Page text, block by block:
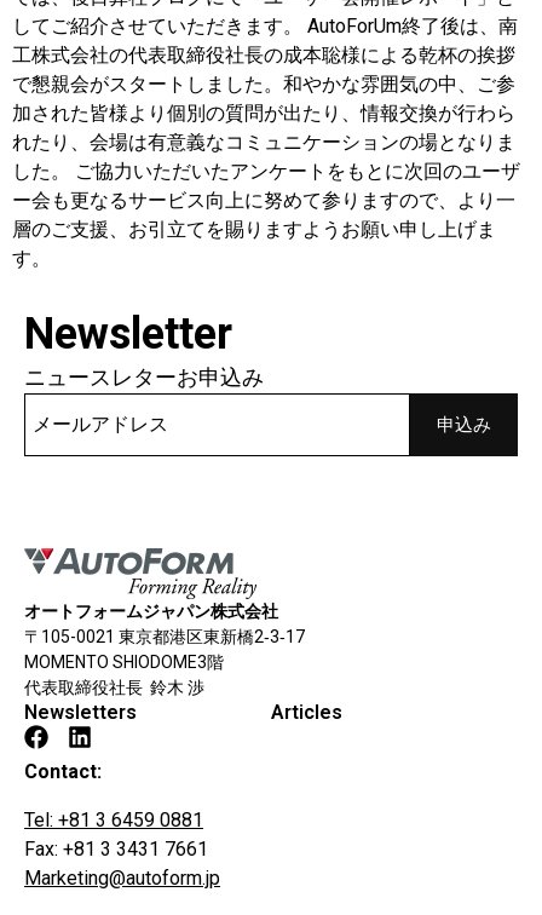
してご紹介させていただきます。 AutoForUm終了後は、南
工株式会社の代表取締役社長の成本聡様による乾杯の挨拶
で懇親会がスタートしました。和やかな雰囲気の中、ご参
加された皆様より個別の質問が出たり、情報交換が行わら
れたり、会場は有意義なコミュニケーションの場となりま
した。 ご協力いただいたアンケートをもとに次回のユーザ
ー会も更なるサービス向上に努めて参りますので、より一
層のご支援、お引立てを賜りますようお願い申し上げま
す。
Newsletter
ニュースレターお申込み
オートフォームジャパン株式会社
〒105-0021 東京都港区東新橋2‐3‐17
MOMENTO SHIODOME3階
代表取締役社長 鈴木 渉
Newsletters Articles
Contact:
Tel: +81 3 6459 0881
Fax: +81 3 3431 7661
Marketing@autoform.jp